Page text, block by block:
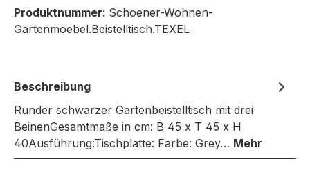
Produktnummer: Schoener-Wohnen-
Gartenmoebel.Beistelltisch.TEXEL
Beschreibung
Runder schwarzer Gartenbeistelltisch mit drei
BeinenGesamtmaße in cm: B 45 x T 45 x H
40Ausführung:Tischplatte: Farbe: Grey… Mehr